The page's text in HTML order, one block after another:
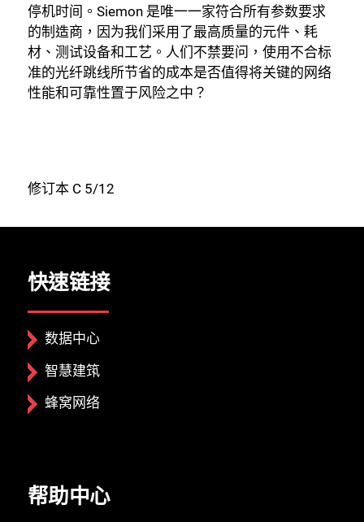
停机时间。Siemon 是唯一一家符合所有参数要求
的制造商，因为我们采用了最高质量的元件、耗
材、测试设备和工艺。人们不禁要问，使用不合标
准的光纤跳线所节省的成本是否值得将关键的网络
性能和可靠性置于风险之中？
修订本 C 5/12
快速链接
数据中心
智慧建筑
蜂窝网络
帮助中心